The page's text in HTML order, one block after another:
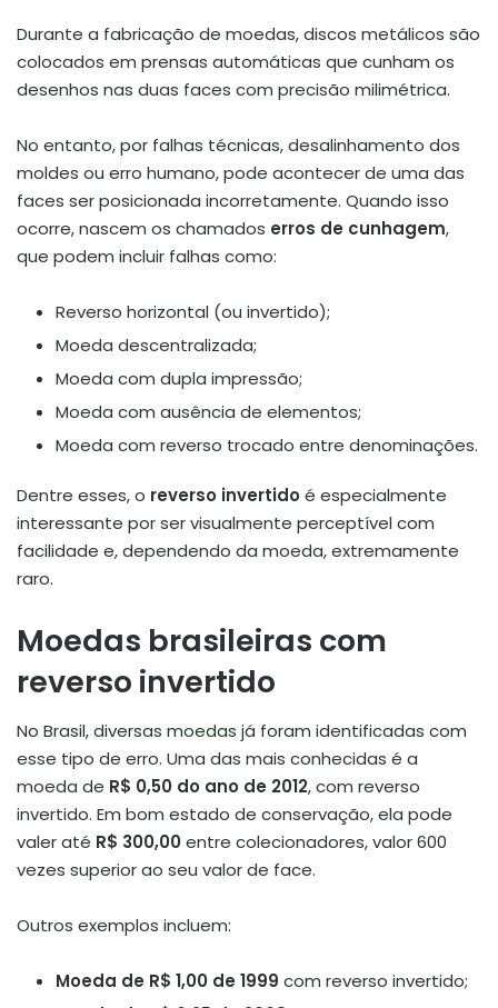
Durante a fabricação de moedas, discos metálicos são
colocados em prensas automáticas que cunham os
desenhos nas duas faces com precisão milimétrica.
No entanto, por falhas técnicas, desalinhamento dos
moldes ou erro humano, pode acontecer de uma das
faces ser posicionada incorretamente. Quando isso
ocorre, nascem os chamados erros de cunhagem,
que podem incluir falhas como:
Reverso horizontal (ou invertido);
Moeda descentralizada;
Moeda com dupla impressão;
Moeda com ausência de elementos;
Moeda com reverso trocado entre denominações.
Dentre esses, o reverso invertido é especialmente
interessante por ser visualmente perceptível com
facilidade e, dependendo da moeda, extremamente
raro.
Moedas brasileiras com
reverso invertido
No Brasil, diversas moedas já foram identificadas com
esse tipo de erro. Uma das mais conhecidas é a
moeda de R$ 0,50 do ano de 2012, com reverso
invertido. Em bom estado de conservação, ela pode
valer até R$ 300,00entre colecionadores, valor 600
vezes superior ao seu valor de face.
Outros exemplos incluem:
Moeda de R$ 1,00 de 1999 com reverso invertido;